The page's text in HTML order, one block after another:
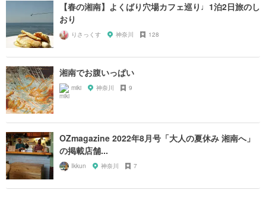
【春の湘南】よくばり穴場カフェ巡り♩1泊2日旅のし
おり
りさっくす 神奈川 128
湘南でお腹いっぱい
miki 神奈川 9
OZmagazine 2022年8月号「大人の夏休み 湘南へ」
の掲載店舗...
Ikkun 神奈川 7